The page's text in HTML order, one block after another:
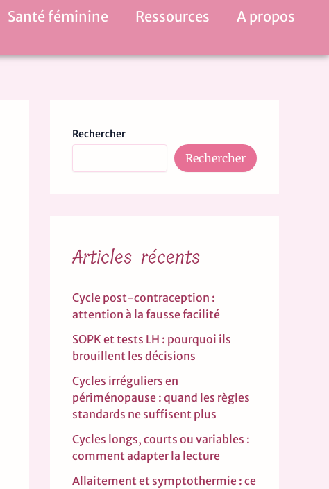
Santé féminine Ressources A propos
Rechercher
Rechercher
Articles récents
Cycle post-contraception :
attention à la fausse facilité
SOPK et tests LH : pourquoi ils
brouillent les décisions
Cycles irréguliers en
périménopause : quand les règles
standards ne suffisent plus
Cycles longs, courts ou variables :
comment adapter la lecture
Allaitement et symptothermie : ce